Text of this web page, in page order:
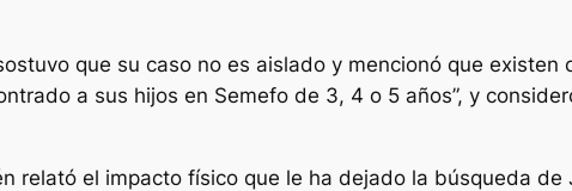
que su caso no es aislado y mencionó que
a sus hijos en Semefo de 3, 4 o 5 años”, y
relató el impacto físico que le ha dejado la búsqueda de